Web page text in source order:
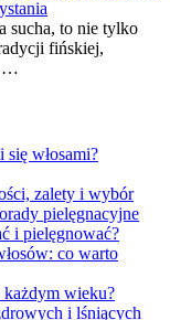
sucha, to nie tylko
fińskiej,
…
się włosami?
zalety i wybór
pielęgnacyjne
i pielęgnować?
co warto
każdym wieku?
i lśniących